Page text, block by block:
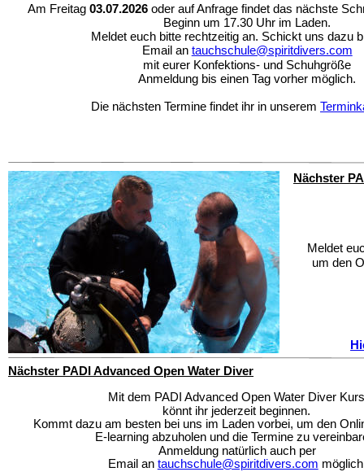
Am Freitag 03.07.2026 oder auf Anfrage findet das nächste
Beginn um 17.30 Uhr im Laden.
Meldet euch bitte rechtzeitig an. Schickt uns dazu
Email an tauchschule@spiritdivers.com
mit eurer Konfektions- und Schuhgröße
Anmeldung bis einen Tag vorher möglich.
Die nächsten Termine findet ihr in unserem
Nächster
Meldet
um den
Nächster PADI Advanced Open Water Diver
Mit dem PADI Advanced Open Water Diver
könnt ihr jederzeit beginnen.
Kommt dazu am besten bei uns im Laden vorbei, um den
E-learning abzuholen und die Termine zu
Anmeldung natürlich auch per
Email an tauchschule@spiritdivers.com